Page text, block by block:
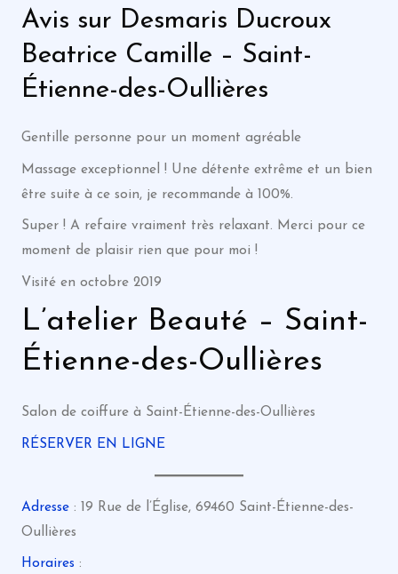
Avis sur Desmaris Ducroux
Beatrice Camille – Saint-
Étienne-des-Oullières
Gentille personne pour un moment agréable
Massage exceptionnel ! Une détente extrême et un bien
être suite à ce soin, je recommande à 100%.
Super ! A refaire vraiment très relaxant. Merci pour ce
moment de plaisir rien que pour moi !
Visité en octobre 2019
L’atelier Beauté – Saint-
Étienne-des-Oullières
Salon de coiffure à Saint-Étienne-des-Oullières
RÉSERVER EN LIGNE
Adresse: 19 Rue de l’Église, 69460 Saint-Étienne-des-
Oullières
Horaires :